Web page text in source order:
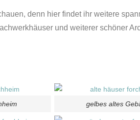
denn hier findet ihr weitere
und weiterer schöner
gelbes altes